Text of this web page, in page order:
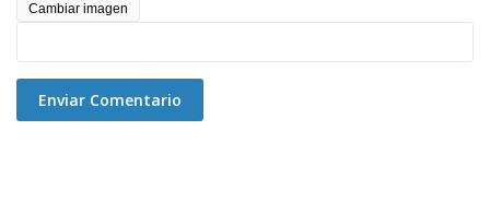
Cambiar imagen
Enviar Comentario